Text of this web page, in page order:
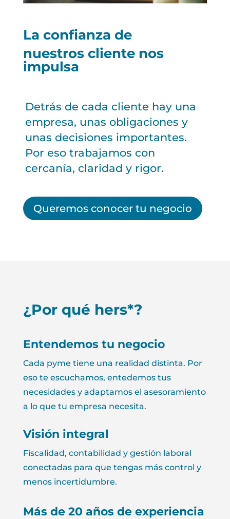
La confianza de
nuestros cliente nos
impulsa
Detrás de cada cliente hay una
empresa, unas obligaciones y
unas decisiones importantes.
Por eso trabajamos con
cercanía, claridad y rigor.
Queremos conocer tu negocio
¿Por qué hers*?
Entendemos tu negocio
Cada pyme tiene una realidad distinta. Por
eso te escuchamos, entedemos tus
necesidades y adaptamos el asesoramiento
a lo que tu empresa necesita.
Visión integral
Fiscalidad, contabilidad y gestión laboral
conectadas para que tengas más control y
menos incertidumbre.
Más de 20 años de experiencia